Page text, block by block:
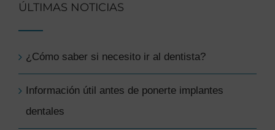
ÚLTIMAS NOTICIAS
¿Cómo saber si necesito ir al dentista?
Información útil antes de ponerte implantes
dentales